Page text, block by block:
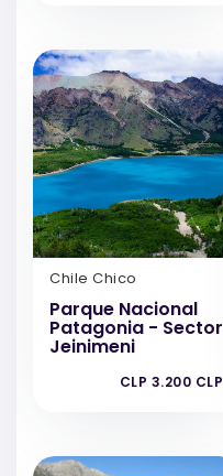
Chile Chico
Parque Nacional
Patagonia - Sector
Jeinimeni
CLP 3.200 CLP